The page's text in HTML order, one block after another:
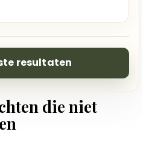
resultaten
die niet